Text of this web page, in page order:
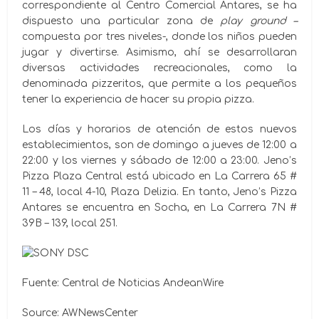
correspondiente al Centro Comercial Antares, se ha
dispuesto una particular zona de play ground –
compuesta por tres niveles-, donde los niños pueden
jugar y divertirse. Asimismo, ahí se desarrollaran
diversas actividades recreacionales, como la
denominada pizzeritos, que permite a los pequeños
tener la experiencia de hacer su propia pizza.
Los días y horarios de atención de estos nuevos
establecimientos, son de domingo a jueves de 12:00 a
22:00 y los viernes y sábado de 12:00 a 23:00. Jeno’s
Pizza Plaza Central está ubicado en La Carrera 65 #
11 – 48, local 4-10, Plaza Delizia. En tanto, Jeno’s Pizza
Antares se encuentra en Socha, en La Carrera 7N #
39B – 139, local 251.
Fuente: Central de Noticias AndeanWire
Source: AWNewsCenter